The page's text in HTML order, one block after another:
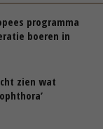
programma
boeren in
zien wat